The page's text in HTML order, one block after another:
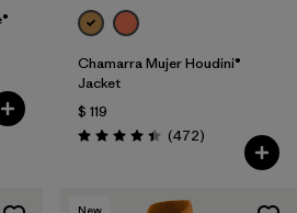
Chamarra Mujer Houdini®
Jacket
$ 119
Valoración: 4.5 / 5
(472Comentarios
)
New